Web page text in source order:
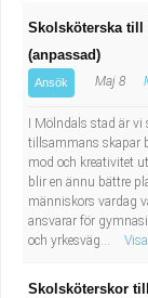
Hotell,
Industriell
Skolsköterska till
(anpassad)
Ansök Maj 8
I Mölndals stad är
tillsammans skapar
mod och kreativitet
blir en ännu bättre
människors vardag
ansvarar för
och yrkesväg...
Skolsköterskor